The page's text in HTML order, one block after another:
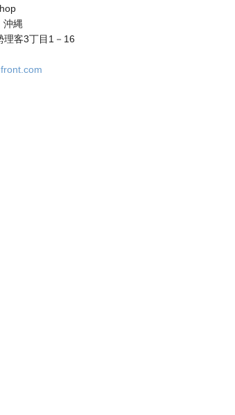
沖縄
理客3丁目1－16